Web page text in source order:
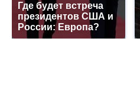
Где будет встреча
президентов США и
России: Европа?